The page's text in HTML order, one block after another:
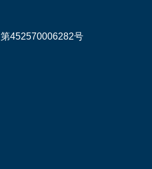
第452570006282号